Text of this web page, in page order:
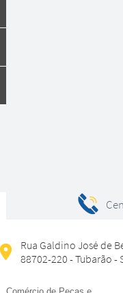
Rua Galdino José de
88702-220 - Tubarão -